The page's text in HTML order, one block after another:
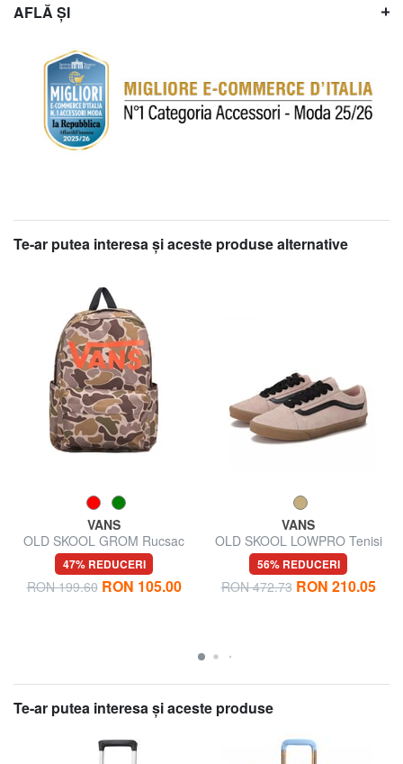
AFLĂ ȘI
Te-ar putea interesa şi aceste produse alternative
VANS
OLD SKOOL GROM Rucsac
47% REDUCERI
RON 199.60 RON 105.00
VANS
OLD SKOOL LOWPRO Tenisi
din piele intoarsa
56% REDUCERI
RON 472.73 RON 210.05
Te-ar putea interesa şi aceste produse